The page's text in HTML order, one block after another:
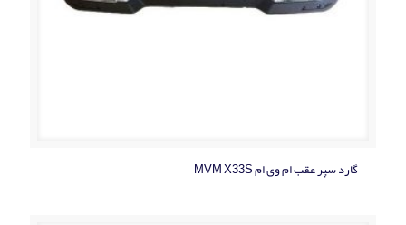
گارد سپر عقب ام وی ام MVM X33S